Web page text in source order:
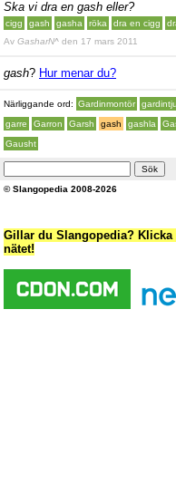
Ska vi dra en gash eller?
cigg gash gasha röka dra en cigg
Av GasharN^ den 17 mars 2011
gash? Hur menar du?
Närliggande ord: Gardinmontör
garre
Garron Garsh gash gashla
Gausht
© Slangopedia 2008-2026
Gillar du Slangopedia? Klicka
nätet!